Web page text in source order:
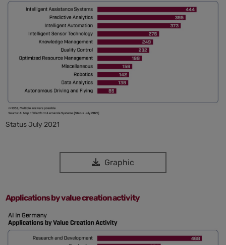
Status July 2021
Graphic
Applications by value creation activity